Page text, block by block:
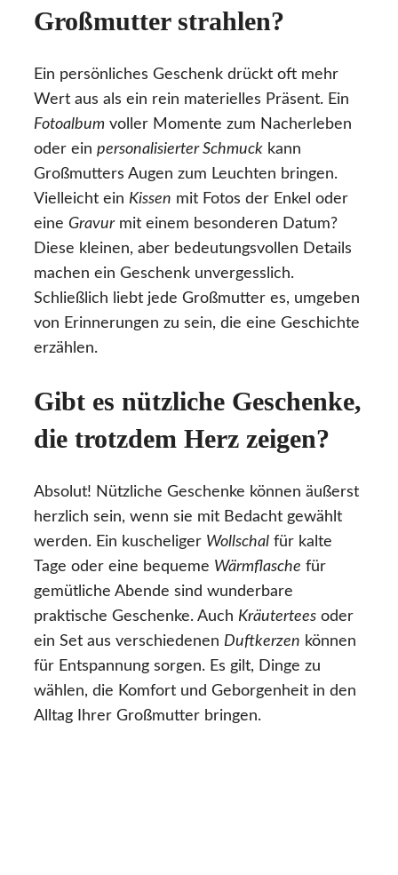
Großmutter strahlen?
Ein persönliches Geschenk drückt oft mehr
Wert aus als ein rein materielles Präsent. Ein
Fotoalbum voller Momente zum Nacherleben
oder ein personalisierter Schmuck kann
Großmutters Augen zum Leuchten bringen.
Vielleicht ein Kissen mit Fotos der Enkel oder
eine Gravurmit einem besonderen Datum?
Diese kleinen, aber bedeutungsvollen Details
machen ein Geschenk unvergesslich.
Schließlich liebt jede Großmutter es, umgeben
von Erinnerungen zu sein, die eine Geschichte
erzählen.
Gibt es nützliche Geschenke,
die trotzdem Herz zeigen?
Absolut! Nützliche Geschenke können äußerst
herzlich sein, wenn sie mit Bedacht gewählt
werden. Ein kuscheliger Wollschal für kalte
Tage oder eine bequeme Wärmflasche für
gemütliche Abende sind wunderbare
praktische Geschenke. Auch Kräutertees oder
ein Set aus verschiedenen Duftkerzen können
für Entspannung sorgen. Es gilt, Dinge zu
wählen, die Komfort und Geborgenheit in den
Alltag Ihrer Großmutter bringen.